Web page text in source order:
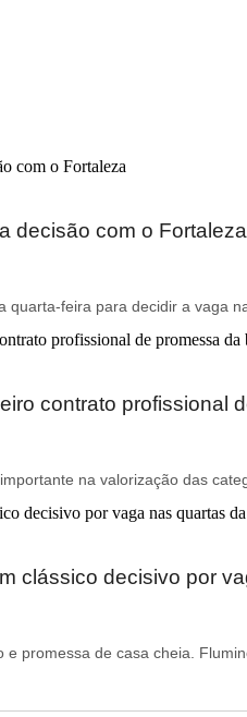
decisão com o Fortaleza
feira para decidir a vaga
contrato profissional
na valorização das
clássico decisivo por
promessa de casa cheia.